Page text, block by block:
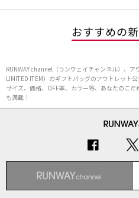
おすすめの
RUNWAY channel（ランウェイチャンネル）、
LIMITED ITEM）のギフトバッグのアウトレット
サイズ、価格、OFF率、カラー等、あなたのこ
も満載！